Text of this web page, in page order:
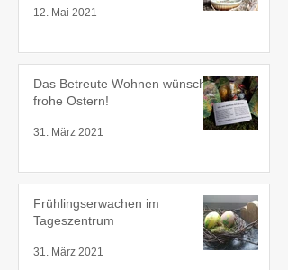
12. Mai 2021
Das Betreute Wohnen wünscht
frohe Ostern!
31. März 2021
Frühlingserwachen im
Tageszentrum
31. März 2021